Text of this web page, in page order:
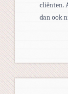
cliënten.
dan ook